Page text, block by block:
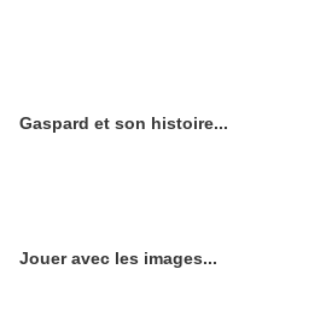
Gaspard et son histoire...
Jouer avec les images...